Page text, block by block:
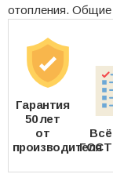
отопления. Общие
Гарантия
50 лет
от
производителя
ГОСТ